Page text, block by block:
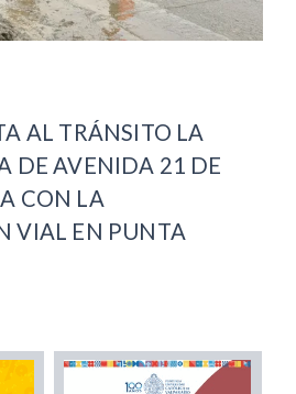
AL TRÁNSITO LA
DE AVENIDA 21 DE
CON LA
VIAL EN PUNTA